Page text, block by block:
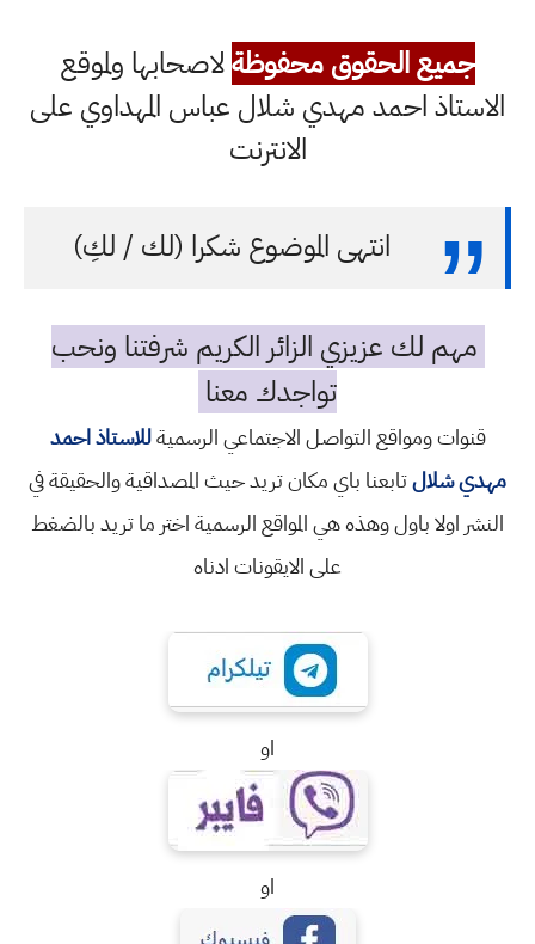
جميع الحقوق محفوظةلاصحابها ولموقع
الاستاذ احمد مهدي شلال عباس المهداوي على
الانترنت
انتهى الموضوع شكرا (لك / لكِ)
مهم لك عزيزي الزائر الكريم شرفتنا ونحب
تواجدك معنا
قنوات ومواقع التواصل الاجتماعي الرسميةللاستاذ احمد
مهدي شلالتابعنا باي مكان تريد حيث المصداقية والحقيقة في
النشر اولا باول وهذه هي المواقع الرسمية اختر ما تريد بالضغط
على الايقونات ادناه
او
او